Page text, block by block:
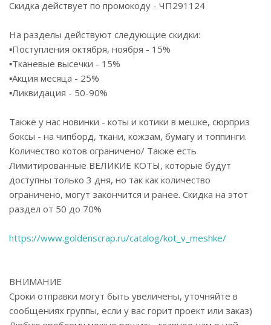
Скидка действует по промокоду - ЧП291124
На разделы действуют следующие скидки:
▪️Поступления октября, ноября - 15%
▪️Тканевые высечки - 15%
▪️Акция месяца - 25%
▪️Ликвидация - 50-90%
Также у нас новинки - коты и котики в мешке, сюрприз
боксы - на чипборд, ткани, кожзам, бумагу и топпинги.
Количество котов ограничено/ Также есть
Лимитированные ВЕЛИКИЕ КОТЫ, которые будут
доступны только 3 дня, но так как количество
ограничено, могут закончится и ранее. Скидка на этот
раздел от 50 до 70%
https://www.goldenscrap.ru/catalog/kot_v_meshke/
ВНИМАНИЕ
Сроки отправки могут быть увеличены, уточняйте в
сообщениях группы, если у вас горит проект или заказ)